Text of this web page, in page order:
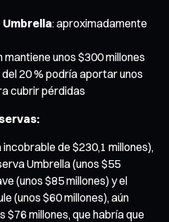
: aproximadamente
mantiene unos $300 millones
20 % podría aportar unos
cubrir pérdidas
de $230,1 millones),
Umbrella (unos $55
(unos $85 millones) y el
(unos $60 millones), aún
$76 millones, que habría que